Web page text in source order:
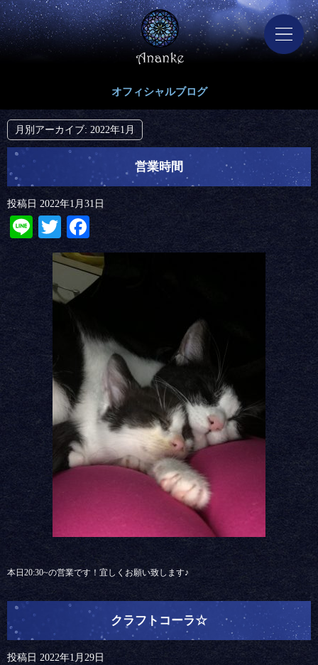
オフィシャルブログ
月別アーカイブ: 2022年1月
営業時間
投稿日 2022年1月31日
LineTwitter
Facebook
本日20:30~の営業です！宜しくお願い致します♪
クラフトコーラ☆
投稿日 2022年1月29日